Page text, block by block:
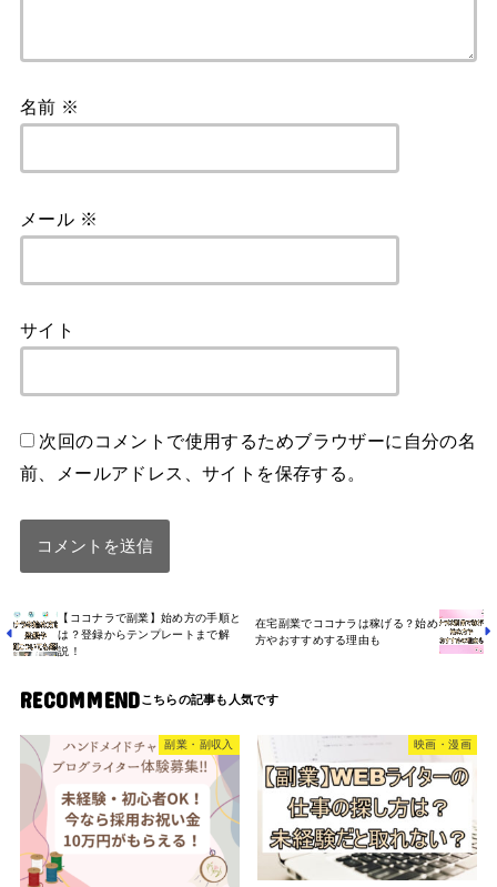
名前 ※
メール ※
サイト
次回のコメントで使用するためブラウザーに自分の名
前、メールアドレス、サイトを保存する。
【ココナラで副業】始め方の手順と
は？登録からテンプレートまで解
説！
在宅副業でココナラは稼げる？始め
方やおすすめする理由も
RECOMMEND
副業・副収入 映画・漫画